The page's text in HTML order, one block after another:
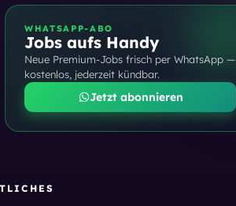
WHATSAPP-ABO
Jobs aufs Handy
Neue Premium-Jobs frisch per WhatsApp —
kostenlos, jederzeit kündbar.
Jetzt abonnieren